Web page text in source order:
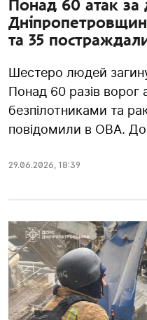
Понад 60 атак за
та 35
Шестеро людей
Понад 60 разів ворог
безпілотниками та
повідомили в ОВА.
29.06.2026, 18:39